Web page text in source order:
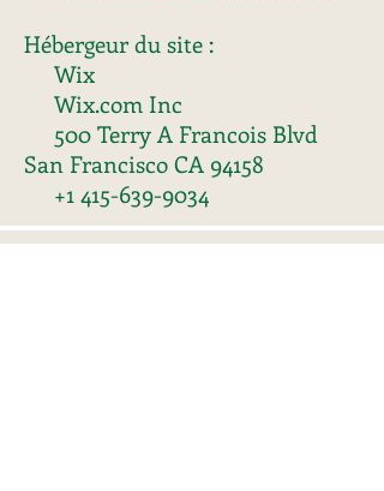
Hébergeur du site :
Wix
Wix.com Inc
500 Terry A Francois Blvd
San Francisco CA 94158
+1 415-639-9034